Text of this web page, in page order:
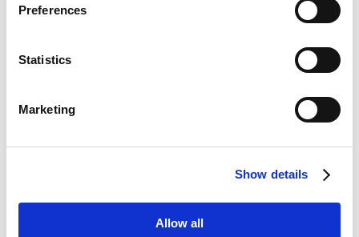
Marketo
link]
HubSpot
Preferences
Statistics
Marketing
Show details
Allow all
初创公司法务〈第2版〉
2025.12.29
日本版DBS法 - 《中期总结》揭示的实务对策
2025.12.15